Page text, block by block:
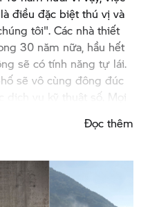
điều đặc biệt thú vị và
tôi". Các nhà thiết
30 năm nữa, hầu hết
sẽ có tính năng tự lái.
sẽ vô cùng đông đúc
dịch vụ kỹ thuật số. Mọi
động hơn. Trong phần
nó mang lại cho mọi
Đọc thêm